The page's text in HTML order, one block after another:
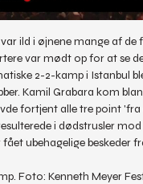
ild i øjnene mange af
var mødt op for at se
2-2-kamp i Istanbul
Kamil Grabara kom
fortjent alle tre point
i dødstrusler
ubehagelige beskeder
Foto: Kenneth Meyer